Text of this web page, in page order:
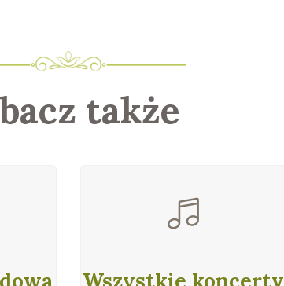
także
Wszystkie koncerty